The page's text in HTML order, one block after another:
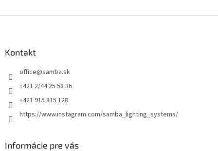
Kontakt
office@samba.sk
+421 2/44 25 58 36
+421 915 815 128
https://www.instagram.com/samba_lighting_systems/
Informácie pre vás